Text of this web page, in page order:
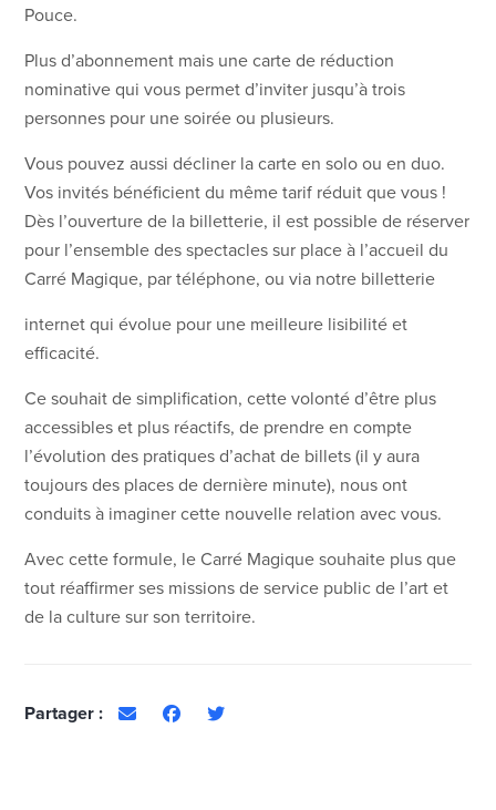
Pouce.
Plus d’abonnement mais une carte de réduction
nominative qui vous permet d’inviter jusqu’à trois
personnes pour une soirée ou plusieurs.
Vous pouvez aussi décliner la carte en solo ou en duo.
Vos invités bénéficient du même tarif réduit que vous !
Dès l’ouverture de la billetterie, il est possible de réserver
pour l’ensemble des spectacles sur place à l’accueil du
Carré Magique, par téléphone, ou via notre billetterie
internet qui évolue pour une meilleure lisibilité et
efficacité.
Ce souhait de simplification, cette volonté d’être plus
accessibles et plus réactifs, de prendre en compte
l’évolution des pratiques d’achat de billets (il y aura
toujours des places de dernière minute), nous ont
conduits à imaginer cette nouvelle relation avec vous.
Avec cette formule, le Carré Magique souhaite plus que
tout réaffirmer ses missions de service public de l’art et
de la culture sur son territoire.
Partager :